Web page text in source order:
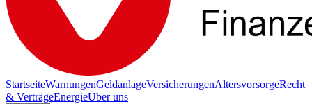
StartseiteWarnungenGeldanlageVersicherungenAltersvorsorgeRecht
& VerträgeEnergieÜber uns